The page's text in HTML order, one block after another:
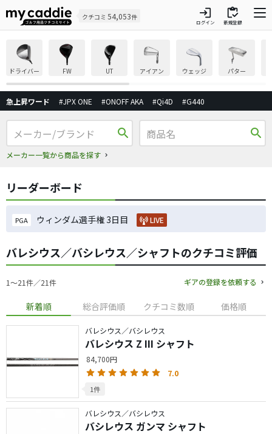
クチコミ 54,053件 login
ログイン
inventory
新規登録
ドライバー FW UT アイアン ウェッジ パター
急上昇ワード #JPX ONE #ONOFF AKA #Qi4D #G440
search
メーカー一覧から商品を探す
search
リーダーボード
PGA ウィンダム選手権 3日目 LIVE
バレシウス／バシレウス／シャフトのクチコミ評価
1〜21件／21件 ギアの登録を依頼する
新着順 総合評価順 クチコミ数順 価格順
バレシウス／バシレウス
バレシウス Z III シャフト
84,700円
7.0
1件
バレシウス／バシレウス
バシレウス ガンマ シャフト